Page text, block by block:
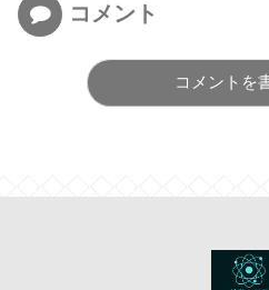
コメント
コメントを